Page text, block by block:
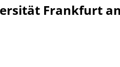
Frankfurt